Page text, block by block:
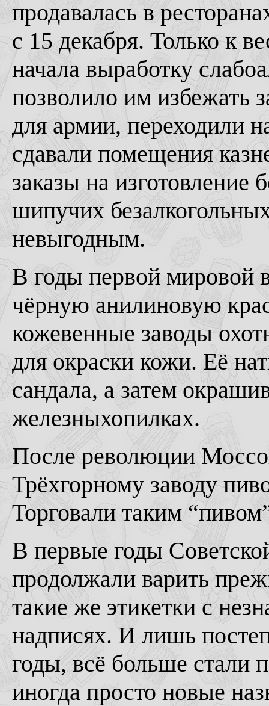
продавалась в
с 15 декабря. Только к
начала выработку
позволило им избежать
для армии, переходили
сдавали помещения
заказы на изготовление
шипучих
невыгодным.
В годы первой мировой
чёрную анилиновую
кожевенные заводы
для окраски кожи. Её
сандала, а затем
железныхопилках.
После революции
Трёхгорному заводу
Торговали таким
В первые годы
продолжали варить
такие же этикетки с
надписях. И лишь
годы, всё больше стали
иногда просто новые